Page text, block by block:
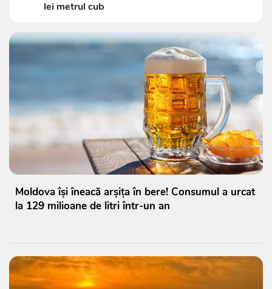
lei metrul cub
Moldova își îneacă arșița în bere! Consumul a urcat
la 129 milioane de litri într-un an